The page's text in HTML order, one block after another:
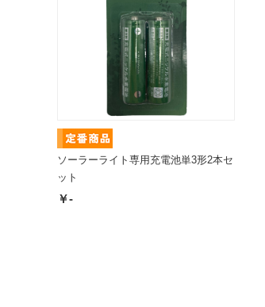
ソーラーライト専用充電池単3形2本セ
ット
￥-